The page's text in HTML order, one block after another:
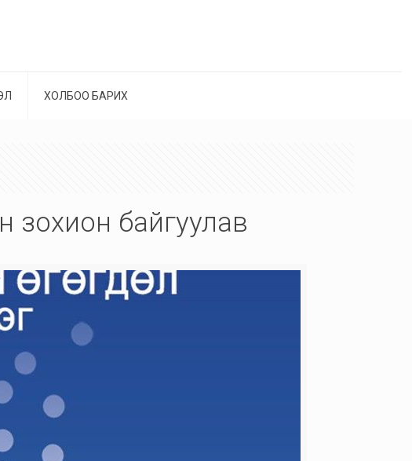
ХОЛБОО БАРИХ
зохион байгуулав